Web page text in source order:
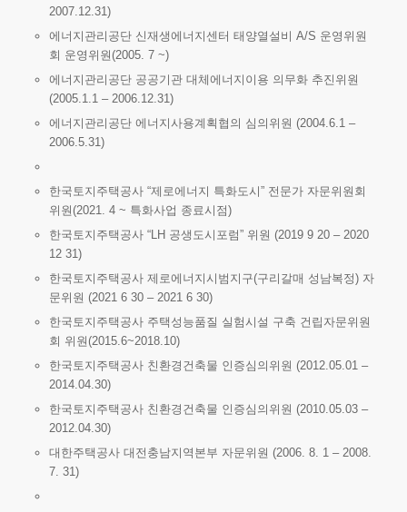
2007.12.31)
에너지관리공단 신재생에너지센터 태양열설비 A/S 운영위원
회 운영위원(2005. 7 ~)
에너지관리공단 공공기관 대체에너지이용 의무화 추진위원
(2005.1.1 – 2006.12.31)
에너지관리공단 에너지사용계획협의 심의위원 (2004.6.1 –
2006.5.31)
한국토지주택공사 “제로에너지 특화도시” 전문가 자문위원회
위원(2021. 4 ~ 특화사업 종료시점)
한국토지주택공사 “LH 공생도시포럼” 위원 (2019 9 20 – 2020
12 31)
한국토지주택공사 제로에너지시범지구(구리갈매 성남복정) 자
문위원 (2021 6 30 – 2021 6 30)
한국토지주택공사 주택성능품질 실험시설 구축 건립자문위원
회 위원(2015.6~2018.10)
한국토지주택공사 친환경건축물 인증심의위원 (2012.05.01 –
2014.04.30)
한국토지주택공사 친환경건축물 인증심의위원 (2010.05.03 –
2012.04.30)
대한주택공사 대전충남지역본부 자문위원 (2006. 8. 1 – 2008.
7. 31)